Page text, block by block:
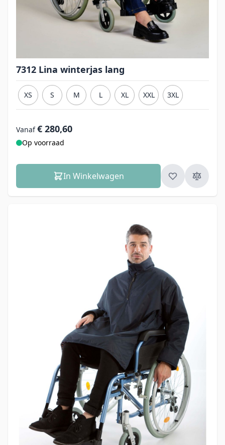
7312 Lina winterjas lang
XS S M L XL XXL 3XL
Vanaf € 280,60
Op voorraad
In Winkelwagen